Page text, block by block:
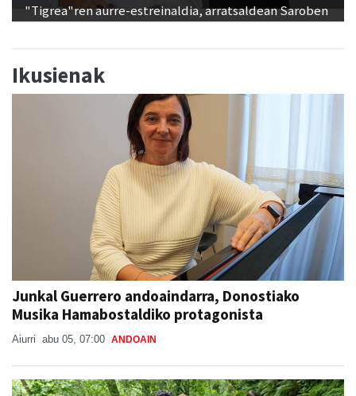
"Tigrea"ren aurre-estreinaldia, arratsaldean Saroben
Ikusienak
Junkal Guerrero andoaindarra, Donostiako
Musika Hamabostaldiko protagonista
Aiurri abu 05, 07:00 ANDOAIN